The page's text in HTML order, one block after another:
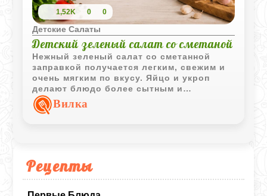
Рецепты
1,52K 0 0
Детские Салаты
Детский зеленый салат со сметаной
Нежный зеленый салат со сметанной
заправкой получается легким, свежим и
очень мягким по вкусу. Яйцо и укроп
делают блюдо более сытным и
ароматным, сохраняя при этом простоту
и легкость.
Вилка